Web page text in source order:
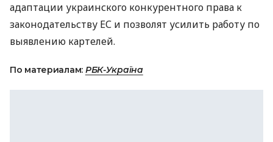
адаптации украинского конкурентного права к
законодательству ЕС и позволят усилить работу по
выявлению картелей.
По материалам: РБК-Україна